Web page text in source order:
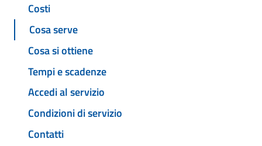
Costi
Cosa serve
Cosa si ottiene
Tempi e scadenze
Accedi al servizio
Condizioni di servizio
Contatti